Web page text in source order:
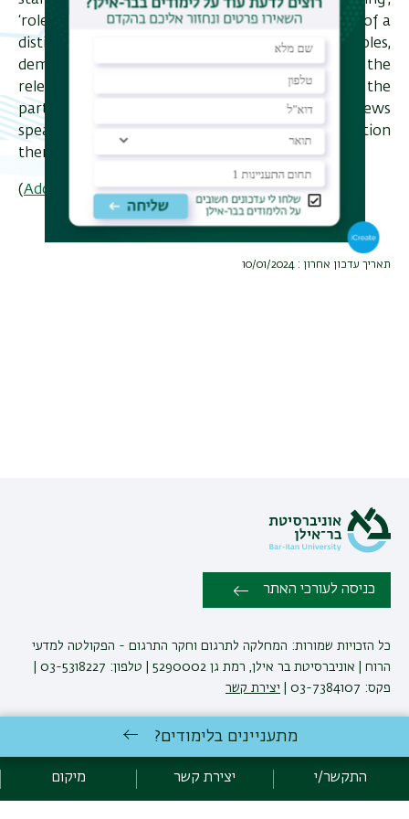
‘role’ and ‘challenge’, puts forward the relevance of a
distinction between social and interactional roles,
demonstrates how challenges bring to the fore the
relevant roles and role-components of the
participants, and shows that in news interviews
speakers constantly position and re-position
themselves and each other through discourse.
(
Additional information
)
תאריך עדכון אחרון : 10/01/2024
כניסה לעורכי האתר
כל הזכויות שמורות: המחלקה לתרגום וחקר התרגום - הפקולטה למדעי
פקס: 03-7384107 |
יצירת קשר
באוניברסיטת בר-אילן
הצהרת נגישות
מדיניות פרטיות
מתעניינים בלימודים?
התקשר/י יצירת קשר מיקום